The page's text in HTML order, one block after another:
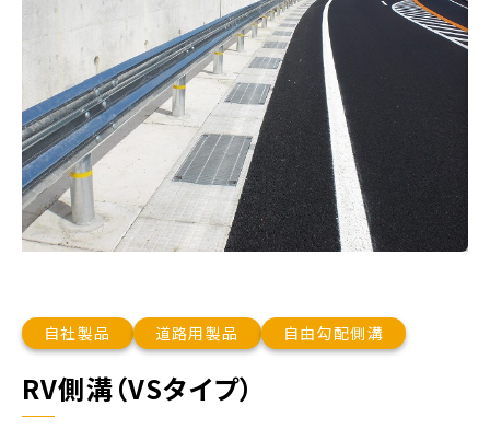
自社製品 道路用製品 自由勾配側溝
RV側溝（VSタイプ）